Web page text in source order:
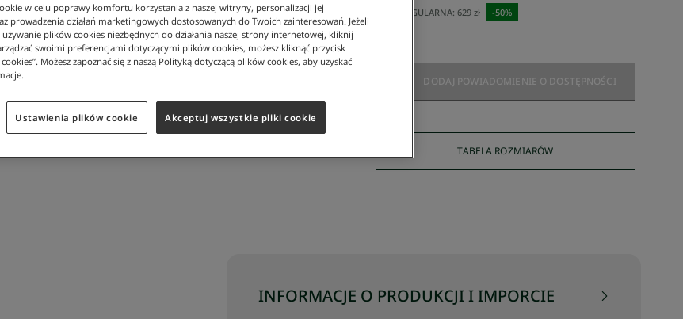
CENA REGULARNA: 629 zł -50%
DODAJ POWIADOMIENIE O DOSTĘPNOŚCI
TABELA ROZMIARÓW
INFORMACJE O PRODUKCJI I IMPORCIE
w celu poprawy komfortu korzystania z naszej witryny, personalizacji jej
prowadzenia działań marketingowych dostosowanych do Twoich zainteresowań. Jeżeli
używanie plików cookies niezbędnych do działania naszej strony internetowej, kliknij
swoimi preferencjami dotyczącymi plików cookies, możesz kliknąć przycisk
Możesz zapoznać się z naszą Polityką dotyczącą plików cookies, aby uzyskać
Ustawienia plików cookie Akceptuj wszystkie pliki cookie